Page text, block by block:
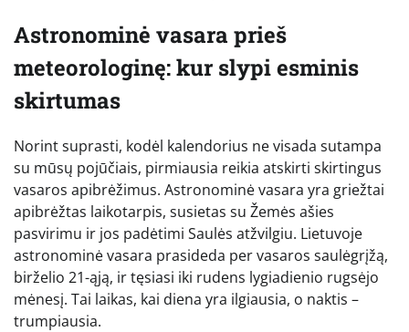
Astronominė vasara prieš
meteorologinę: kur slypi esminis
skirtumas
Norint suprasti, kodėl kalendorius ne visada sutampa
su mūsų pojūčiais, pirmiausia reikia atskirti skirtingus
vasaros apibrėžimus. Astronominė vasara yra griežtai
apibrėžtas laikotarpis, susietas su Žemės ašies
pasvirimu ir jos padėtimi Saulės atžvilgiu. Lietuvoje
astronominė vasara prasideda per vasaros saulėgrįžą,
birželio 21-ąją, ir tęsiasi iki rudens lygiadienio rugsėjo
mėnesį. Tai laikas, kai diena yra ilgiausia, o naktis –
trumpiausia.